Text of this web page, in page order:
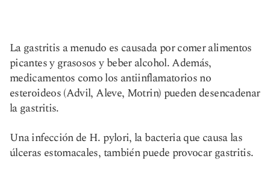
La gastritis a menudo es causada por comer alimentos
picantes y grasosos y beber alcohol. Además,
medicamentos como los antiinflamatorios no
esteroideos (Advil, Aleve, Motrin) pueden desencadenar
la gastritis.
Una infección de H. pylori, la bacteria que causa las
úlceras estomacales, también puede provocar gastritis.